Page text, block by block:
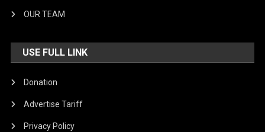
OUR TEAM
USE FULL LINK
Donation
Advertise Tariff
Privacy Policy